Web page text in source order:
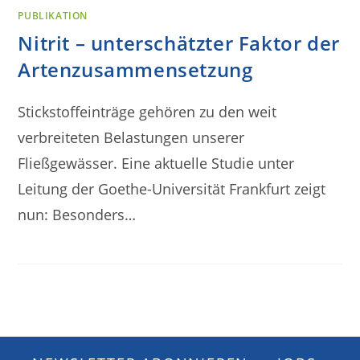
PUBLIKATION
Nitrit – unterschätzter Faktor der
Artenzusammensetzung
Stickstoffeinträge gehören zu den weit
verbreiteten Belastungen unserer
Fließgewässer. Eine aktuelle Studie unter
Leitung der Goethe-Universität Frankfurt zeigt
nun: Besonders…